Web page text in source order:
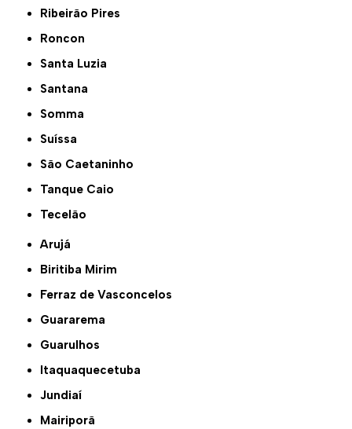
Ribeirão Pires
Roncon
Santa Luzia
Santana
Somma
Suíssa
São Caetaninho
Tanque Caio
Tecelão
Arujá
Biritiba Mirim
Ferraz de Vasconcelos
Guararema
Guarulhos
Itaquaquecetuba
Jundiaí
Mairiporã